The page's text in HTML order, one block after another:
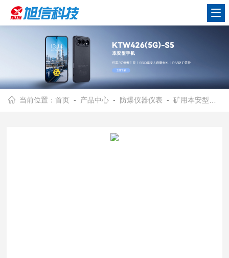
当前位置：首页 - 产品中心 - 防爆仪器仪表 -矿用本安型红外热成像仪